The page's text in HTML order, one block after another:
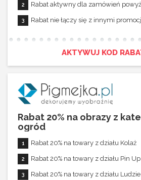
Rabat aktywny dla zamówień
Rabat nie łączy się z innymi
AKTYWUJ KOD
Rabat 20% na obrazy z
ogród
Rabat 20% na towary z działu Kolaż
Rabat 20% na towary z działu Pin
Rabat 20% na towary z działu Ludzie